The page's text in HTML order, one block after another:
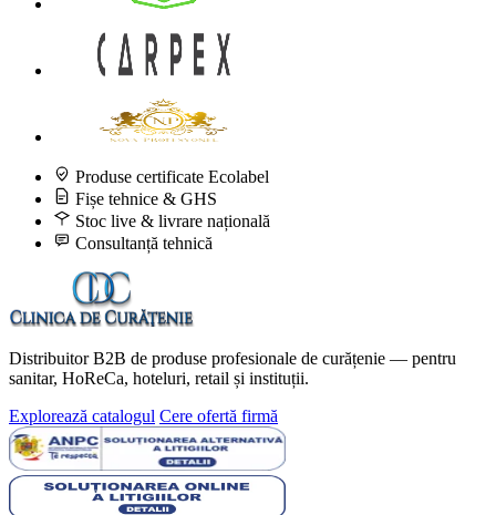
Produse certificate Ecolabel
Fișe tehnice & GHS
Stoc live & livrare națională
Consultanță tehnică
Distribuitor B2B de produse profesionale de curățenie — pentru
sanitar, HoReCa, hoteluri, retail și instituții.
Explorează catalogul Cere ofertă firmă